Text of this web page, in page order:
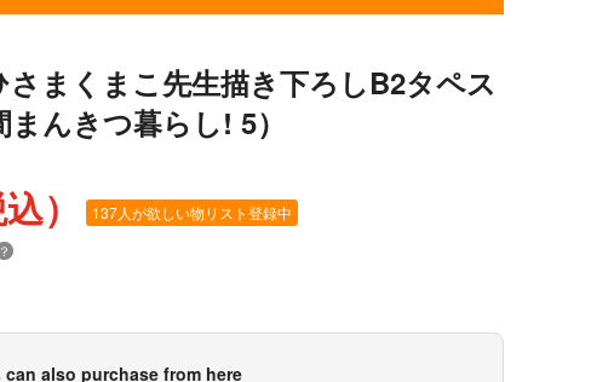
さまくまこ先生描き下ろしB2タペス
まんきつ暮らし! 5）
） 137人が欲しい物リスト登録中
also purchase from here